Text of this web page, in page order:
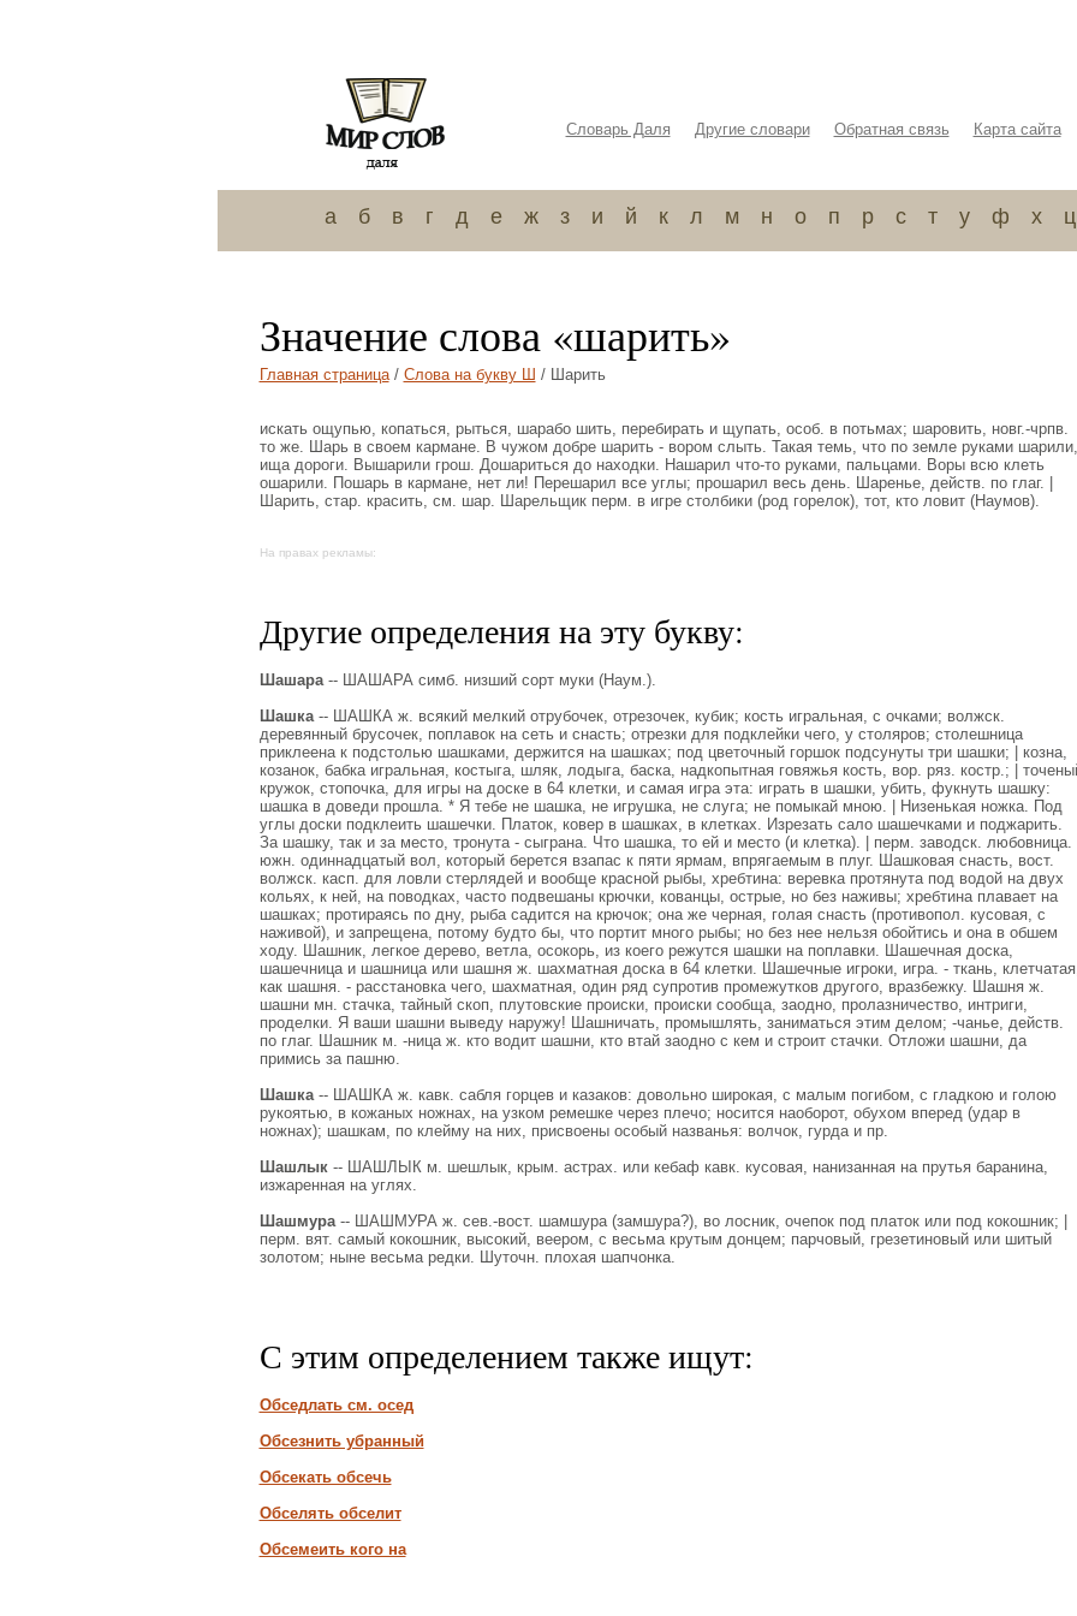
Словарь Даля Другие словари Обратная связь Карта сайта
а б в г д е ж з и й к л м н о п р с т у ф х ц
Значение слова «шарить»
Главная страница/ Слова на букву Ш / Шарить
искать ощупью, копаться, рыться, шарабо шить, перебирать и щупать, особ. в потьмах; шаровить, новг.-чрпв.
то же. Шарь в своем кармане. В чужом добре шарить - вором слыть. Такая темь, что по земле руками шарили,
ища дороги. Вышарили грош. Дошариться до находки. Нашарил что-то руками, пальцами. Воры всю клеть
ошарили. Пошарь в кармане, нет ли! Перешарил все углы; прошарил весь день. Шаренье, действ. по глаг. |
Шарить, стар. красить, см. шар. Шарельщик перм. в игре столбики (род горелок), тот, кто ловит (Наумов).
На правах рекламы:
Другие определения на эту букву:
Шашара-- ШАШАРА симб. низший сорт муки (Наум.).
Шашка-- ШАШКА ж. всякий мелкий отрубочек, отрезочек, кубик; кость игральная, с очками; волжск.
деревянный брусочек, поплавок на сеть и снасть; отрезки для подклейки чего, у столяров; столешница
приклеена к подстолью шашками, держится на шашках; под цветочный горшок подсунуты три шашки; | козна,
козанок, бабка игральная, костыга, шляк, лодыга, баска, надкопытная говяжья кость, вор. ряз. костр.; |
кружок, стопочка, для игры на доске в 64 клетки, и самая игра эта: играть в шашки, убить, фукнуть шашку:
шашка в доведи прошла. * Я тебе не шашка, не игрушка, не слуга; не помыкай мною. | Низенькая ножка. Под
углы доски подклеить шашечки. Платок, ковер в шашках, в клетках. Изрезать сало шашечками и поджарить.
За шашку, так и за место, тронута - сыграна. Что шашка, то ей и место (и клетка). | перм. заводск. любовница. |
южн. одиннадцатый вол, который берется взапас к пяти ярмам, впрягаемым в плуг. Шашковая снасть, вост.
волжск. касп. для ловли стерлядей и вообще красной рыбы, хребтина: веревка протянута под водой на двух
кольях, к ней, на поводках, часто подвешаны крючки, кованцы, острые, но без наживы; хребтина плавает на
шашках; протираясь по дну, рыба садится на крючок; она же черная, голая снасть (противопол. кусовая, с
наживой), и запрещена, потому будто бы, что портит много рыбы; но без нее нельзя обойтись и она в обшем
ходу. Шашник, легкое дерево, ветла, осокорь, из коего режутся шашки на поплавки. Шашечная доска,
шашечница и шашница или шашня ж. шахматная доска в 64 клетки. Шашечные игроки, игра. - ткань,
как шашня. - расстановка чего, шахматная, один ряд супротив промежутков другого, вразбежку. Шашня ж.
шашни мн. стачка, тайный скоп, плутовские происки, происки сообща, заодно, пролазничество, интриги,
проделки. Я ваши шашни выведу наружу! Шашничать, промышлять, заниматься этим делом; -чанье, действ.
по глаг. Шашник м. -ница ж. кто водит шашни, кто втай заодно с кем и строит стачки. Отложи шашни, да
примись за пашню.
Шашка-- ШАШКА ж. кавк. сабля горцев и казаков: довольно широкая, с малым погибом, с гладкою и голою
рукоятью, в кожаных ножнах, на узком ремешке через плечо; носится наоборот, обухом вперед (удар в
ножнах); шашкам, по клейму на них, присвоены особый названья: волчок, гурда и пр.
Шашлык-- ШАШЛЫК м. шешлык, крым. астрах. или кебаф кавк. кусовая, нанизанная на прутья баранина,
изжаренная на углях.
Шашмура-- ШАШМУРА ж. сев.-вост. шамшура (замшура?), во лосник, очепок под платок или под кокошник; |
перм. вят. самый кокошник, высокий, веером, с весьма крутым донцем; парчовый, грезетиновый или шитый
золотом; ныне весьма редки. Шуточн. плохая шапчонка.
С этим определением также ищут:
Обседлать см. осед
Обсезнить убранный
Обсекать обсечь
Обселять обселит
Обсемеить кого на